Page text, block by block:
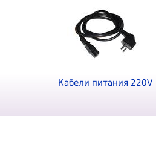
Кабели питания 220V